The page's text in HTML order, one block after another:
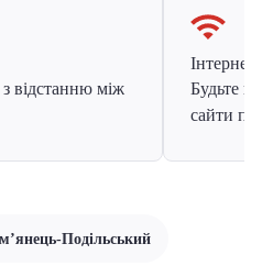
відстанню між
Інтернет
Будьте
сайти
Подільський